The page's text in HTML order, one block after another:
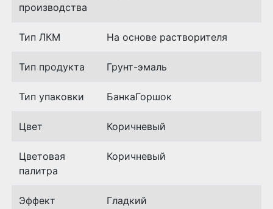
производства
Тип ЛКМ На основе растворителя
Тип продукта Грунт-эмаль
Тип упаковки БанкаГоршок
Цвет Коричневый
Цветовая
палитра
Коричневый
Эффект Гладкий